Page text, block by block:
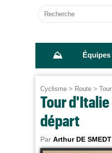
Recherche
⛰ Équipes
Cyclisme > Route >
Tour d'Italie
départ
Par Arthur DE SMEDT